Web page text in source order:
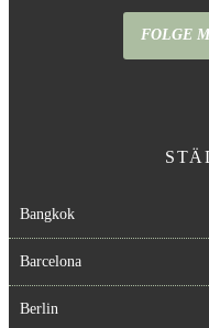
FOLGE
Bangkok
Barcelona
Berlin